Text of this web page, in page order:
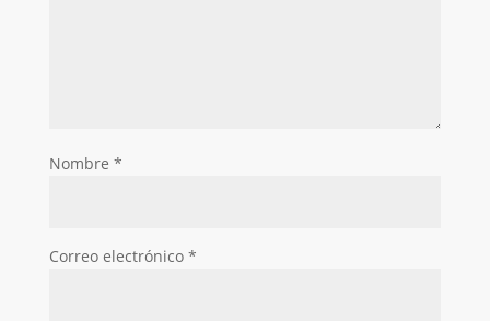
Nombre *
Correo electrónico *